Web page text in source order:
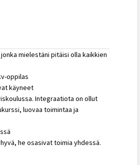
mielestäni pitäisi olla kaikkien
oppilas
käyneet
Integraatiota on ollut
luovaa toimintaa ja
he osasivat toimia yhdessä.